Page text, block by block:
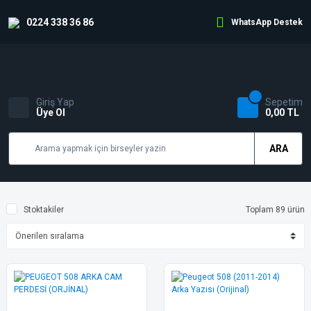
0224 338 36 86 WhatsApp Destek
ARA
Giriş Yap
Üye Ol
Sepetim
0,00 TL
Stoktakiler Toplam 89 ürün